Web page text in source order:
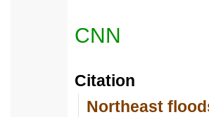
CNN
Citation
Northeast